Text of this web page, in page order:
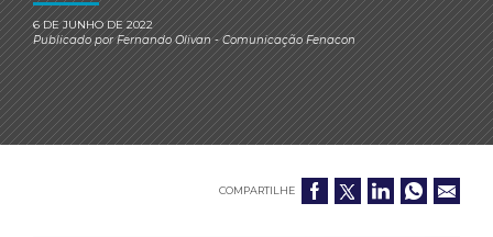
6 DE JUNHO DE 2022
Publicado porFernando Olivan- Comunicação Fenacon
COMPARTILHE